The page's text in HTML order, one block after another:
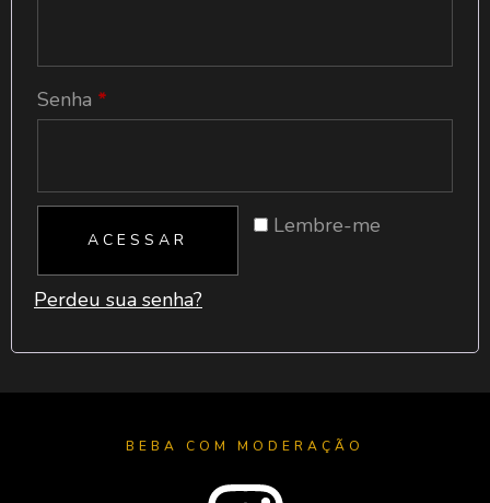
Senha *
Lembre-me
ACESSAR
Perdeu sua senha?
BEBA COM MODERAÇÃO